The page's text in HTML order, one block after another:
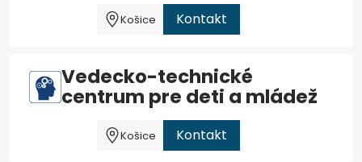
Košice Kontakt
Vedecko-technické
centrum pre deti a mládež
Košice Kontakt